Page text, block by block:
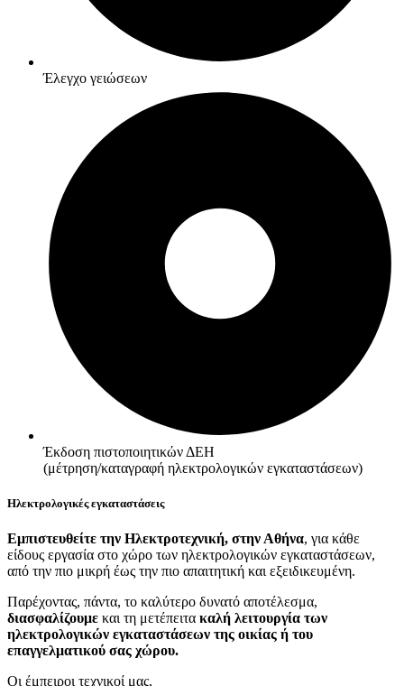
Έλεγχο γειώσεων
Έκδοση πιστοποιητικών ΔΕΗ
(μέτρηση/καταγραφή ηλεκτρολογικών εγκαταστάσεων)
Hλεκτρολογικές εγκαταστάσεις
Εμπιστευθείτε την Ηλεκτροτεχνική, στην Αθήνα, για κάθε
είδους εργασία στο χώρο των ηλεκτρολογικών εγκαταστάσεων,
από την πιο μικρή έως την πιο απαιτητική και εξειδικευμένη.
Παρέχοντας, πάντα, το καλύτερο δυνατό αποτέλεσμα,
διασφαλίζουμε και τη μετέπειτα καλή λειτουργία των
ηλεκτρολογικών εγκαταστάσεων της οικίας ή του
επαγγελματικού σας χώρου.
Οι έμπειροι τεχνικοί μας,